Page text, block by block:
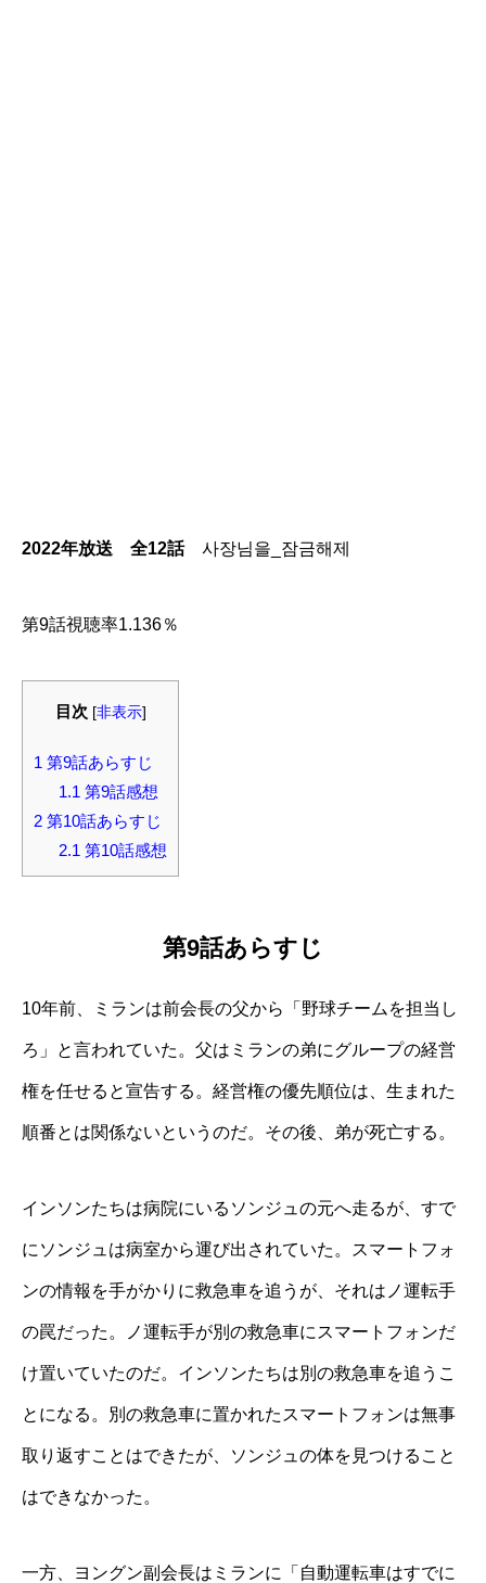
2022年放送 全12話사장님을_잠금해제
第9話視聴率1.136％
目次 [非表示]
1 第9話あらすじ
1.1 第9話感想
2 第10話あらすじ
2.1 第10話感想
第9話あらすじ
10年前、ミランは前会長の父から「野球チームを担当し
ろ」と言われていた。父はミランの弟にグループの経営
権を任せると宣告する。経営権の優先順位は、生まれた
順番とは関係ないというのだ。その後、弟が死亡する。
インソンたちは病院にいるソンジュの元へ走るが、すで
にソンジュは病室から運び出されていた。スマートフォ
ンの情報を手がかりに救急車を追うが、それはノ運転手
の罠だった。ノ運転手が別の救急車にスマートフォンだ
け置いていたのだ。インソンたちは別の救急車を追うこ
とになる。別の救急車に置かれたスマートフォンは無事
取り返すことはできたが、ソンジュの体を見つけること
はできなかった。
一方、ヨングン副会長はミランに「自動運転車はすでに